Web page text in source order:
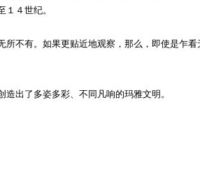
４世纪。
有。如果更贴近地观察，那么，即使是乍
出了多姿多彩、不同凡响的玛雅文明。